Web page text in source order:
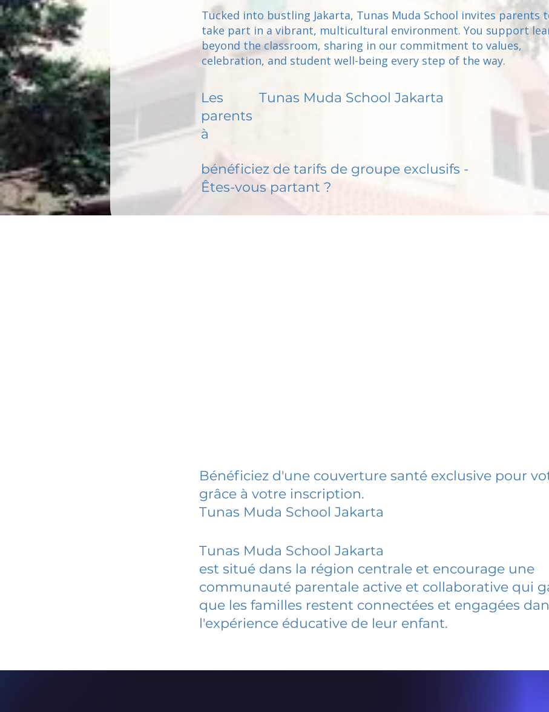
Tucked into bustling Jakarta, Tunas Muda School invites parents
take part in a vibrant, multicultural environment. You support
beyond the classroom, sharing in our commitment to values,
celebration, and student well-being every step of the way.
Les
parents
à
Tunas Muda School Jakarta
bénéficiez de tarifs de groupe exclusifs -
Êtes-vous partant ?
Bénéficiez d'une couverture santé exclusive pour
grâce à votre inscription.
Tunas Muda School Jakarta
Tunas Muda School Jakarta
est situé dans la région centrale et encourage une
communauté parentale active et collaborative qui
que les familles restent connectées et engagées
l'expérience éducative de leur enfant.